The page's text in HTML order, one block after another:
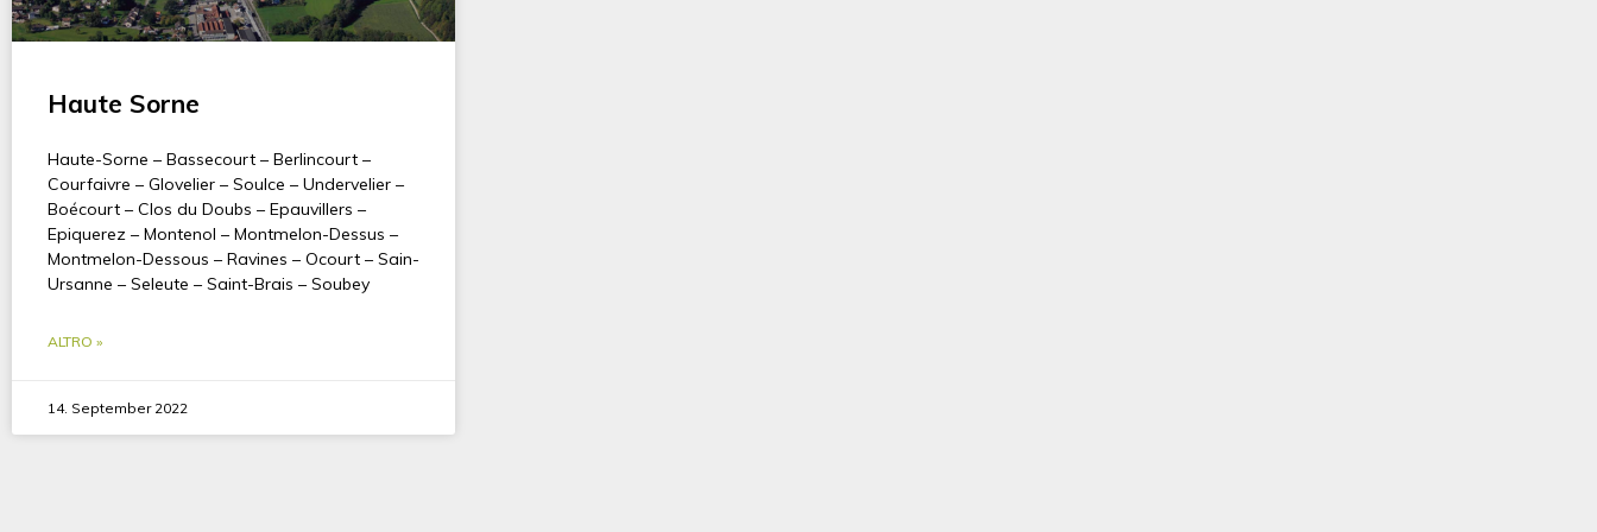
Haute Sorne
Haute-Sorne – Bassecourt – Berlincourt –
Courfaivre – Glovelier – Soulce – Undervelier –
Boécourt – Clos du Doubs – Epauvillers –
Epiquerez – Montenol – Montmelon-Dessus –
Montmelon-Dessous – Ravines – Ocourt – Sain-
Ursanne – Seleute – Saint-Brais – Soubey
ALTRO »
14. September 2022